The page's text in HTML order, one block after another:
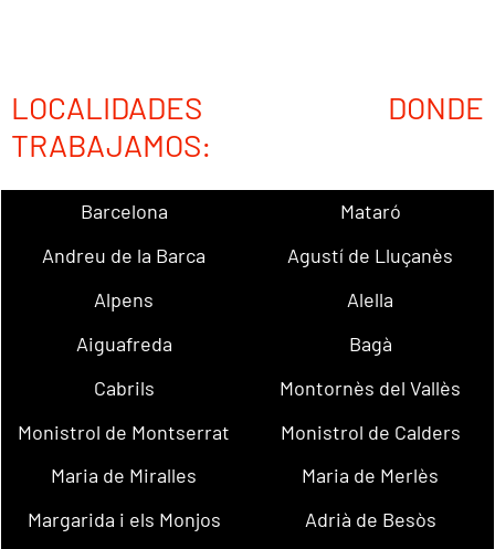
LOCALIDADES DONDE
TRABAJAMOS:
Barcelona
Mataró
Andreu de la Barca
Agustí de Lluçanès
Alpens
Alella
Aiguafreda
Bagà
Cabrils
Montornès del Vallès
Monistrol de Montserrat
Monistrol de Calders
Maria de Miralles
Maria de Merlès
Margarida i els Monjos
Adrià de Besòs